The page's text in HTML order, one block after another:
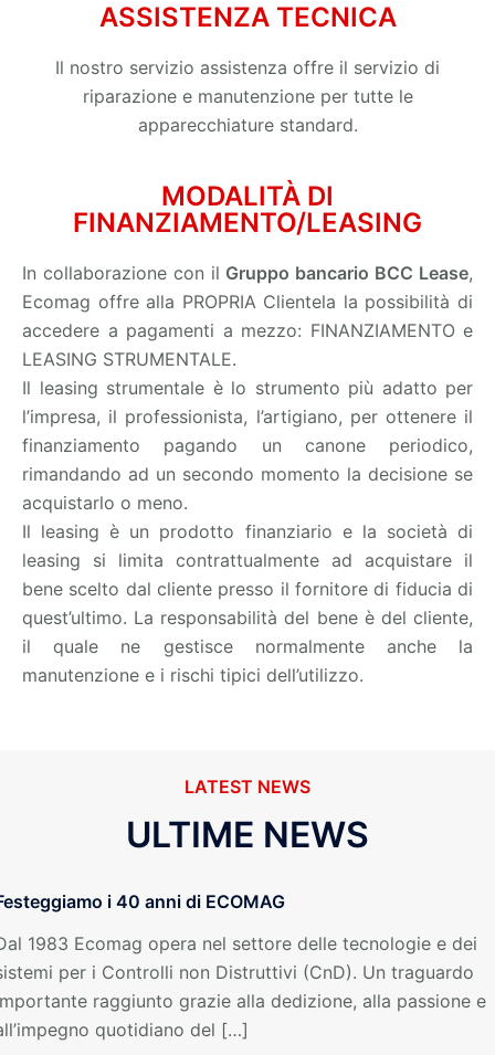
ASSISTENZA TECNICA
Il nostro servizio assistenza offre il servizio di
riparazione e manutenzione per tutte le
apparecchiature standard.
MODALITÀ DI
FINANZIAMENTO/LEASING
In collaborazione con il Gruppo bancario BCC Lease,
Ecomag offre alla PROPRIA Clientela la possibilità di
accedere a pagamenti a mezzo: FINANZIAMENTO e
LEASING STRUMENTALE.
Il leasing strumentale è lo strumento più adatto per
l’impresa, il professionista, l’artigiano, per ottenere il
finanziamento pagando un canone periodico,
rimandando ad un secondo momento la decisione se
acquistarlo o meno.
Il leasing è un prodotto finanziario e la società di
leasing si limita contrattualmente ad acquistare il
bene scelto dal cliente presso il fornitore di fiducia di
quest’ultimo. La responsabilità del bene è del cliente,
il quale ne gestisce normalmente anche la
manutenzione e i rischi tipici dell’utilizzo.
LATEST NEWS
ULTIME NEWS
i 40 anni di ECOMAG
1983 Ecomag opera nel settore delle tecnologie e dei
per i Controlli non Distruttivi (CnD). Un traguardo
raggiunto grazie alla dedizione, alla passione e
quotidiano del […]